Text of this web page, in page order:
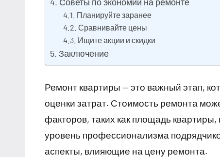
Планируйте заранее
Сравнивайте цены
Ищите акции и скидки
Заключение
Ремонт квартиры — это важный этап,
оценки затрат. Стоимость ремонта
факторов, таких как площадь
уровень профессионализма
аспекты, влияющие на цену ремонта.